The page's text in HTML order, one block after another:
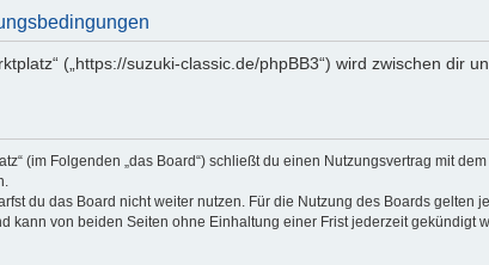
(„https://suzuki-classic.de/phpBB3“) wird zwischen dir
(im Folgenden „das Board“) schließt du einen Nutzungsvertrag mit
du das Board nicht weiter nutzen. Für die Nutzung des Boards gelten
kann von beiden Seiten ohne Einhaltung einer Frist jederzeit gekündigt